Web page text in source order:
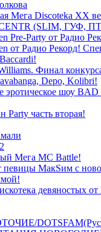
Мега Discoteka XX
(SLIM, ГУФ,
Pre-Party от Радио
от Радио Рекорд!
Финал
Depo, Kolibri!
эротическое шоу
Party часть вторая!
Мега МС Battle!
певицы МакSим с
девяностых